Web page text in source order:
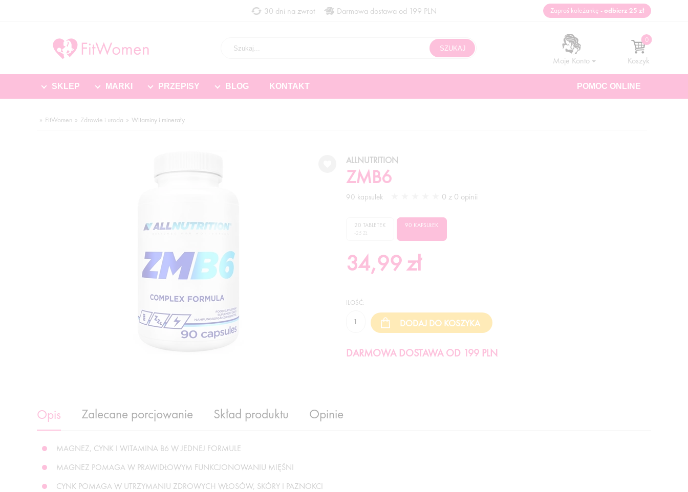
30 dni na zwrot Darmowa dostawa od 199 PLN
Koszyk
Moje Konto
SKLEP MARKI PRZEPISY BLOG KONTAKT POMOC ONLINE
Zaproś koleżankę -odbierz 25 zł
FitWomen Zdrowie i uroda Witaminy i minerały
ZMB6
ALLNUTRITION
90 kapsułek 0 z 0 opinii
20 TABLETEK
-25 ZŁ
90 KAPSUŁEK
34,99zł
ILOŚĆ:
DARMOWA DOSTAWA OD 199 PLN
Opis Zalecane porcjowanie Skład produktu Opinie
MAGNEZ, CYNK I WITAMINA B6 W JEDNEJ FORMULE
MAGNEZ POMAGA W PRAWIDŁOWYM FUNKCJONOWANIU MIĘŚNI
CYNK POMAGA W UTRZYMANIU ZDROWYCH WŁOSÓW, SKÓRY I PAZNOKCI